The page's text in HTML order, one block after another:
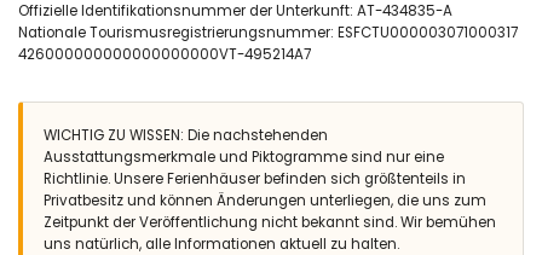
Bad
klimatisiertes Schlafzimmer mit Doppelbett
klimatisiertes Schlafzimmer mit 2 Einzelbetten, Fernseher und
Badewannen-/Duschkombination und Toilette
eigenes Badezimmer mit Doppelwaschbecken und
Badewannen-/Duschkombination
eigenes Badezimmer mit Einzelwaschbecken, Dusche und Toilette
2 Badezimmer, jedes mit Einzelwaschbecken, Dusche und Toilette
Offizielle Identifikationsnummer der Unterkunft: AT-434835-A
Nationale Tourismusregistrierungsnummer: ESFCTU000003071000317
426000000000000000000VT-495214A7
WICHTIG ZU WISSEN: Die nachstehenden
Ausstattungsmerkmale und Piktogramme sind nur eine
Richtlinie. Unsere Ferienhäuser befinden sich größtenteils in
Privatbesitz und können Änderungen unterliegen, die uns zum
Zeitpunkt der Veröffentlichung nicht bekannt sind. Wir bemühen
uns natürlich, alle Informationen aktuell zu halten.